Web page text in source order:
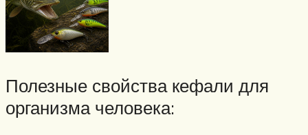
Полезные свойства кефали для
организма человека: